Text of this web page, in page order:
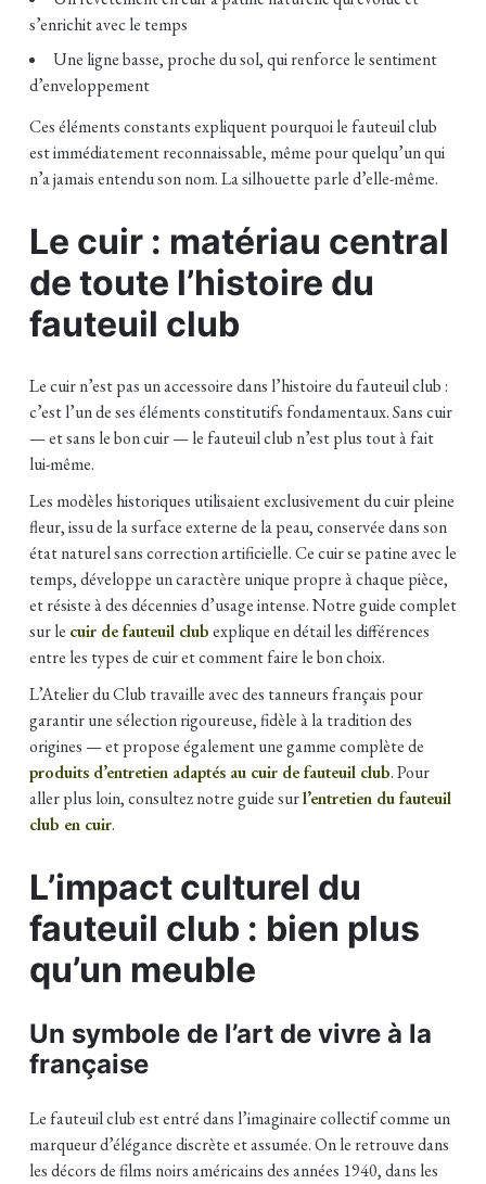
s’enrichit avec le temps
Une ligne basse, proche du sol, qui renforce le sentiment
d’enveloppement
Ces éléments constants expliquent pourquoi le fauteuil club
est immédiatement reconnaissable, même pour quelqu’un qui
n’a jamais entendu son nom. La silhouette parle d’elle-même.
Le cuir : matériau central
de toute l’histoire du
fauteuil club
Le cuir n’est pas un accessoire dans l’histoire du fauteuil club :
c’est l’un de ses éléments constitutifs fondamentaux. Sans cuir
— et sans le bon cuir — le fauteuil club n’est plus tout à fait
lui-même.
Les modèles historiques utilisaient exclusivement du cuir pleine
fleur, issu de la surface externe de la peau, conservée dans son
état naturel sans correction artificielle. Ce cuir se patine avec le
temps, développe un caractère unique propre à chaque pièce,
et résiste à des décennies d’usage intense. Notre guide complet
sur le cuir de fauteuil clubexplique en détail les différences
entre les types de cuir et comment faire le bon choix.
L’Atelier du Club travaille avec des tanneurs français pour
garantir une sélection rigoureuse, fidèle à la tradition des
origines — et propose également une gamme complète de
produits d’entretien adaptés au cuir de fauteuil club. Pour
aller plus loin, consultez notre guide surl’entretien du fauteuil
club en cuir.
L’impact culturel du
fauteuil club : bien plus
qu’un meuble
Un symbole de l’art de vivre à la
française
Le fauteuil club est entré dans l’imaginaire collectif comme un
marqueur d’élégance discrète et assumée. On le retrouve dans
les décors de films noirs américains des années 1940, dans les